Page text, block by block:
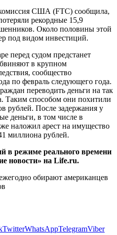
комиссия США (FTC) сообщила,
рекордные 15,9
Около половины этой
под видом инвестиций.
перед судом предстанет
в крупном
сообщество
по февраль следующего года.
переводить деньги на так
Таким способом они похитили
рублей. После задержания у
деньги, в том числе в
наложил арест на имущество
миллиона рублей.
в режиме реального времени
новости» на Life.ru.
TwitterWhatsAppTelegramViber